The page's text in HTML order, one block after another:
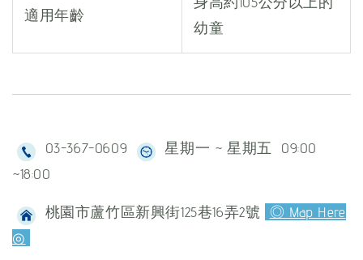
適用年齡
幼童
03-367-0609
星期一 ~ 星期五 09:00
~18:00
桃園市蘆竹區新興街125巷16弄2號
◎ Map Here
◎